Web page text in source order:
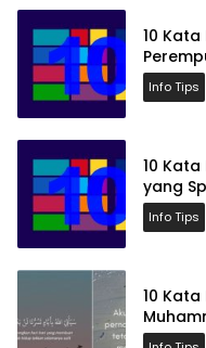
10
Info Tips
10
yang
Info Tips
10